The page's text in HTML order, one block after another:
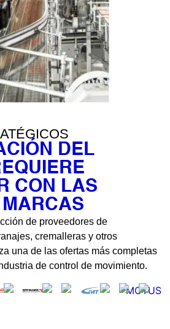
DEL
CON LAS
de proveedores de
cremalleras y otros
una de las ofertas más completas
de control de movimiento.